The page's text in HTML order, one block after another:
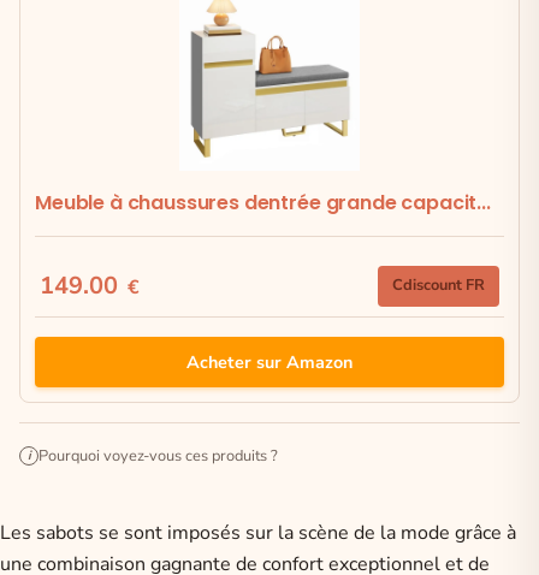
Meuble à chaussures dentrée grande capacit...
149.00 € Cdiscount FR
Acheter sur Amazon
i Pourquoi voyez-vous ces produits ?
Les sabots se sont imposés sur la scène de la mode grâce à
une combinaison gagnante de confort exceptionnel et de